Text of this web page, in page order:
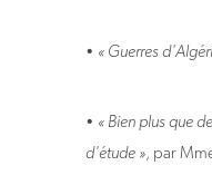
• « Guerres
• « Bien plus que
d'étude », par